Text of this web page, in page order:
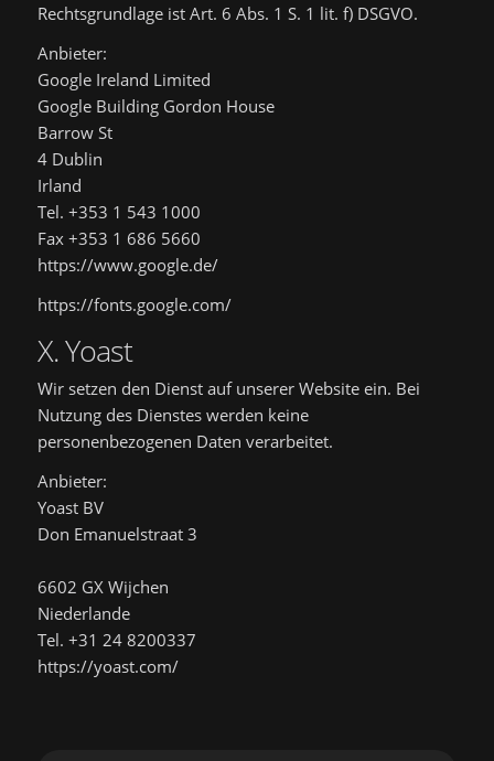
Rechtsgrundlage ist Art. 6 Abs. 1 S. 1 lit. f) DSGVO.
Anbieter:
Google Ireland Limited
Google Building Gordon House
Barrow St
4 Dublin
Irland
Tel. +353 1 543 1000
Fax +353 1 686 5660
https://www.google.de/
https://fonts.google.com/
X. Yoast
Wir setzen den Dienst auf unserer Website ein. Bei
Nutzung des Dienstes werden keine
personenbezogenen Daten verarbeitet.
Anbieter:
Yoast BV
Don Emanuelstraat 3
6602 GX Wijchen
Niederlande
Tel. +31 24 8200337
https://yoast.com/